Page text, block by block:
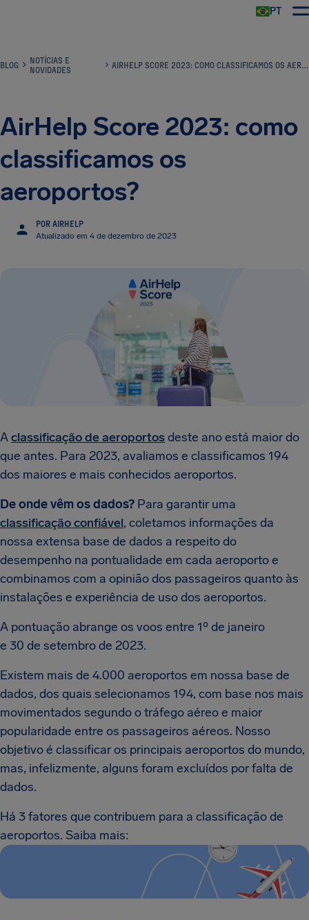
PT
BLOG
NOTÍCIAS E
NOVIDADES
AIRHELP SCORE 2023: COMO CLASSIFICAMOS OS AEROPORTOS?
AirHelp Score 2023: como
classificamos os
aeroportos?
POR AIRHELP
Atualizado em 4 de dezembro de 2023
Aclassificação de aeroportosdeste ano está maior do
que antes. Para 2023, avaliamos e classificamos 194
dos maiores e mais conhecidos aeroportos.
De onde vêm os dados? Para garantir uma
classificação confiável, coletamos informações da
nossa extensa base de dados a respeito do
desempenho na pontualidade em cada aeroporto e
combinamos com a opinião dos passageiros quanto às
instalações e experiência de uso dos aeroportos.
A pontuação abrange os voos entre 1º de janeiro
e 30 de setembro de 2023.
Existem mais de 4.000 aeroportos em nossa base de
dados, dos quais selecionamos 194, com base nos mais
movimentados segundo o tráfego aéreo e maior
popularidade entre os passageiros aéreos. Nosso
objetivo é classificar os principais aeroportos do mundo,
mas, infelizmente, alguns foram excluídos por falta de
dados.
Há 3 fatores que contribuem para a classificação de
aeroportos. Saiba mais: